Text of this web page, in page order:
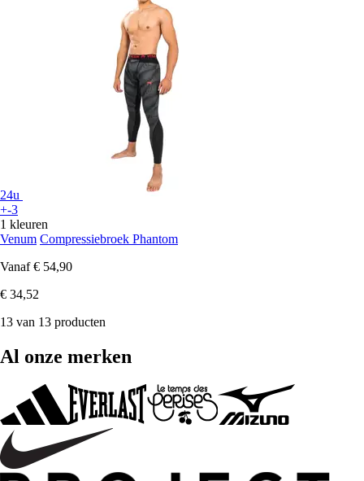
24u
+-3
1 kleuren
Venum Compressiebroek Phantom
Vanaf € 54,90
€ 34,52
13 van 13 producten
Al onze merken